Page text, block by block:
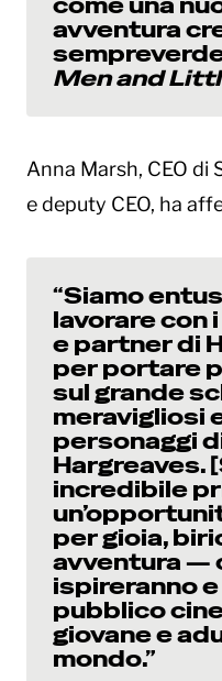
avventura
Men and
Anna Marsh, CEO di
e deputy CEO, ha
“Siamo
lavorare con
e partner di
per portare
sul grande
meravigliosi
personaggi
Hargreaves.
incredibile
per gioia,
avventura —
ispireranno
pubblico
giovane e
mondo.”